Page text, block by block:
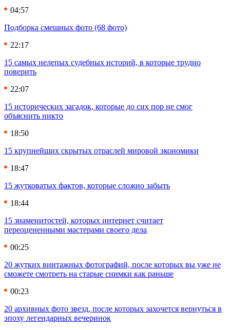
04:57
Подборка смешных фото (68 фото)
22:17
15 самых нелепых судебных историй, в которые трудно
поверить
22:07
15 исторических загадок, которые до сих пор не смог
объяснить никто
18:50
15 крупнейших скрытых отраслей мировой экономики
18:47
15 жутковатых фактов, которые сложно забыть
18:44
15 знаменитостей, которых интернет считает
переоцененными мастерами своего дела
00:25
20 жутких винтажных фотографий, после которых вы уже не
сможете смотреть на старые снимки как раньше
00:23
20 архивных фото звезд, после которых захочется вернуться в
эпоху легендарных вечеринок